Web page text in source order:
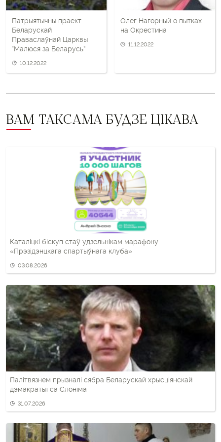
Патрыятычны праект
Беларускай
Праваслаўнай Царквы
“Малюся за Беларусь”
10.12.2022
Олег Нагорный о пытках
на Окрестина
11.12.2022
ВАМ ТАКСАМА БУДЗЕ ЦІКАВА
Каталіцкі біскуп стаў удзельнікам марафону
«Прэзідэнцкага спартыўнага клуба»
03.08.2026
Палітвязнем прызналі сябра Беларускай хрысціянскай
дэмакратыі са Слоніма
31.07.2026